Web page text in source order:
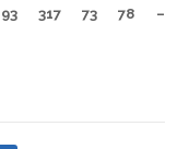
93 317 73 78 –